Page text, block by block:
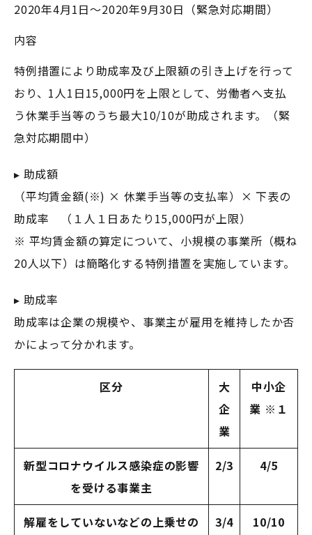
2020年4月1日～2020年9月30日（緊急対応期間）
内容
特例措置により助成率及び上限額の引き上げを行って
おり、1人1日15,000円を上限として、労働者へ支払
う休業手当等のうち最大10/10が助成されます。（緊
急対応期間中）
▸ 助成額
（平均賃金額(※) × 休業手当等の支払率）× 下表の
助成率 （１人１日あたり15,000円が上限）
※ 平均賃金額の算定について、小規模の事業所（概ね
20人以下）は簡略化する特例措置を実施しています。
▸ 助成率
助成率は企業の規模や、事業主が雇用を維持したか否
かによって分かれます。
区分
大
企
業
中小企
業 ※１
新型コロナウイルス感染症の影響
を受ける事業主
2/3 4/5
解雇をしていないなどの上乗せの
3/4 10/10